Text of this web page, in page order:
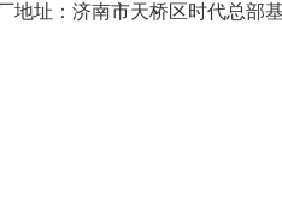
地址：济南市天桥区时代总部